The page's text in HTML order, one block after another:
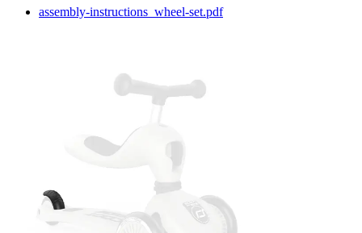
assembly-instructions_wheel-set.pdf